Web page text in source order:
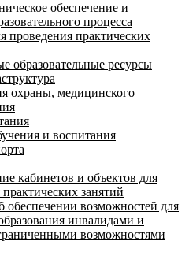
обеспечение и
процесса
проведения практических
образовательные ресурсы
охраны, медицинского
и воспитания
кабинетов и объектов для
занятий
обеспечении возможностей для
инвалидами и
возможностями